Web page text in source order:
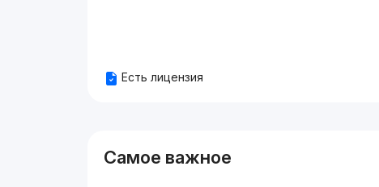
Есть лицензия
Самое важное